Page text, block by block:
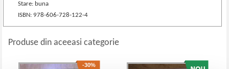
Stare: buna
ISBN: 978-606-728-122-4
Produse din aceeasi categorie
-30%